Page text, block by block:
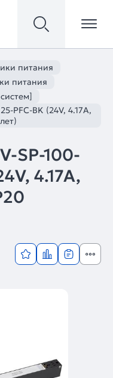
питания
питания
PFC-BK (24V, 4.17A,
SP-100-
4.17A,